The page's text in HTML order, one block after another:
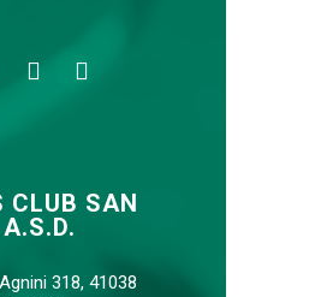
CLUB SAN
318, 41038